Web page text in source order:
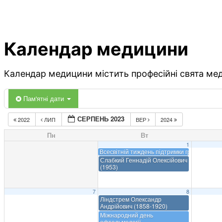
Календар медицини
Календар медицини містить професійні свята
Пам'ятні дати
2022 ЛИП СЕРПЕНЬ 2023 ВЕР 2024
Пн Вт
1
Всесвітній тиждень підтримки грудного
Слабкий Геннадій Олексійович
(1953)
7 8
Ліндстрем Олександр
Андрійович (1858-1920)
Міжнародний день